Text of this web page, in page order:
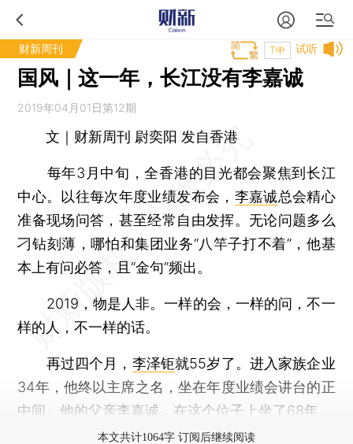
财新周刊 试听
T中
国风｜这一年，长江没有李嘉诚
2019年04月01日第12期
文｜财新周刊 尉奕阳 发自香港
每年3月中旬，全香港的目光都会聚焦到长江
中心。以往每次年度业绩发布会， 李嘉诚总会精心
准备现场问答，甚至经常自由发挥。无论问题多么
刁钻刻薄，哪怕和集团业务“八竿子打不着”，他基
本上有问必答，且“金句”频出。
2019，物是人非。一样的会，一样的问，不一
样的人，不一样的话。
再过四个月， 李泽钜就55岁了。进入家族企业
34年，他终以主席之名，坐在年度业绩会讲台的正
中间。他的父亲李嘉诚，在这个位子上坐了68年。
本文共计1064字 订阅后继续阅读